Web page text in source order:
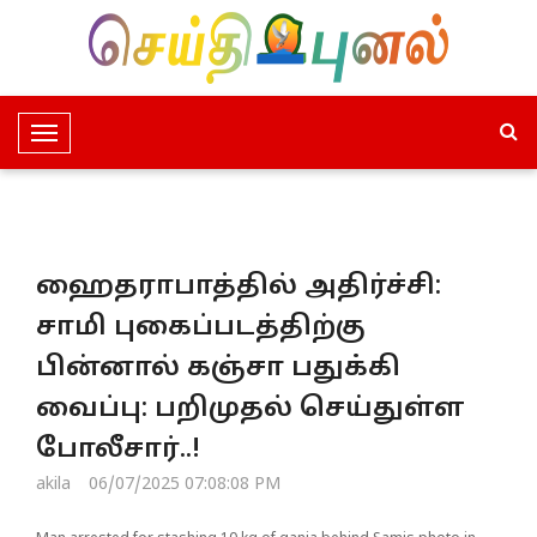
T
o
e
a
v
a
t
ஹைதராபாத்தில் அதிர்ச்சி:
சாமி புகைப்படத்திற்கு
பின்னால் கஞ்சா பதுக்கி
வைப்பு: பறிமுதல் செய்துள்ள
போலீசார்..!
akila 06/07/2025 07:08:08 PM